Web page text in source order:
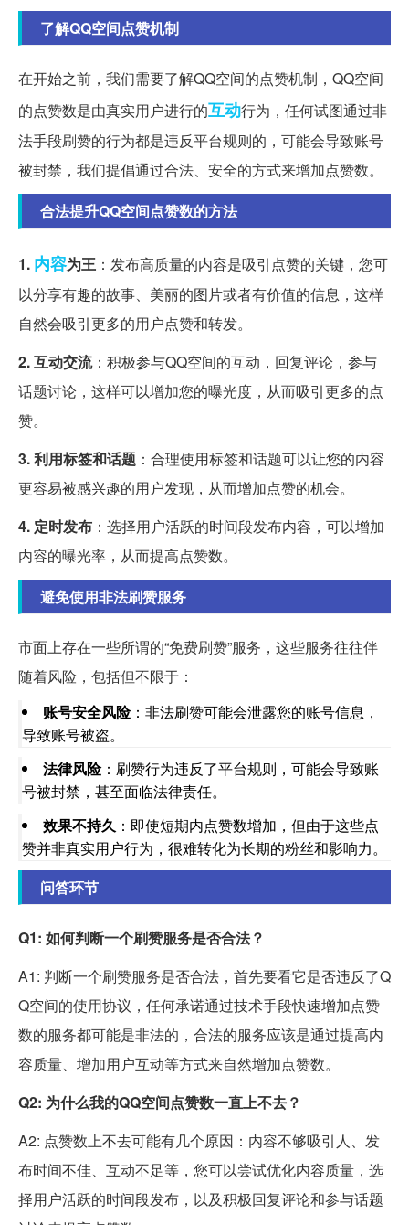
了解QQ空间点赞机制
在开始之前，我们需要了解QQ空间的点赞机制，QQ空间
的点赞数是由真实用户进行的互动行为，任何试图通过非
法手段刷赞的行为都是违反平台规则的，可能会导致账号
被封禁，我们提倡通过合法、安全的方式来增加点赞数。
合法提升QQ空间点赞数的方法
1. 内容为王 ：发布高质量的内容是吸引点赞的关键，您可
以分享有趣的故事、美丽的图片或者有价值的信息，这样
自然会吸引更多的用户点赞和转发。
2. 互动交流：积极参与QQ空间的互动，回复评论，参与
话题讨论，这样可以增加您的曝光度，从而吸引更多的点
赞。
3. 利用标签和话题 ：合理使用标签和话题可以让您的内容
更容易被感兴趣的用户发现，从而增加点赞的机会。
4. 定时发布 ：选择用户活跃的时间段发布内容，可以增加
内容的曝光率，从而提高点赞数。
避免使用非法刷赞服务
市面上存在一些所谓的“免费刷赞”服务，这些服务往往伴
随着风险，包括但不限于：
账号安全风险：非法刷赞可能会泄露您的账号信息，
导致账号被盗。
法律风险：刷赞行为违反了平台规则，可能会导致账
号被封禁，甚至面临法律责任。
效果不持久 ：即使短期内点赞数增加，但由于这些点
赞并非真实用户行为，很难转化为长期的粉丝和影响力。
问答环节
Q1: 如何判断一个刷赞服务是否合法？
A1: 判断一个刷赞服务是否合法，首先要看它是否违反了Q
Q空间的使用协议，任何承诺通过技术手段快速增加点赞
数的服务都可能是非法的，合法的服务应该是通过提高内
容质量、增加用户互动等方式来自然增加点赞数。
Q2: 为什么我的QQ空间点赞数一直上不去？
A2: 点赞数上不去可能有几个原因：内容不够吸引人、发
布时间不佳、互动不足等，您可以尝试优化内容质量，选
择用户活跃的时间段发布，以及积极回复评论和参与话题